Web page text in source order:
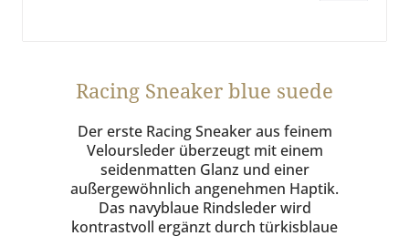
Racing Sneaker blue suede
Der erste Racing Sneaker aus feinem
Veloursleder überzeugt mit einem
seidenmatten Glanz und einer
außergewöhnlich angenehmen Haptik.
Das navyblaue Rindsleder wird
kontrastvoll ergänzt durch türkisblaue